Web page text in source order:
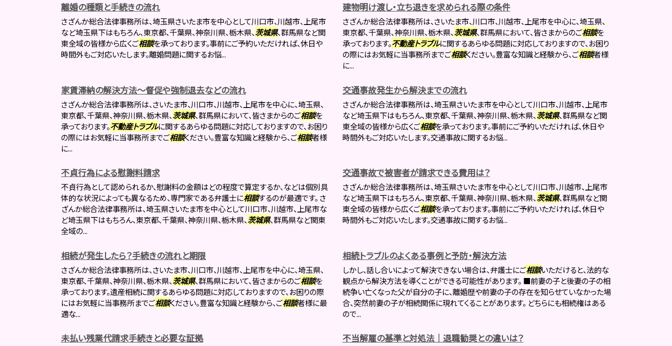
離婚の種類と手続きの流れ
さざんか総合法律事務所は、埼玉県さいたま市を中心として川口市、川越市、上尾市
など埼玉県下はもちろん、東京都、千葉県、神奈川県、栃木県、茨城県、群馬県など関
東全域の皆様から広くご相談を承っております。事前にご予約いただければ、休日や
時間外もご対応いたします。離婚問題に関するお悩...
建物明け渡し・立ち退きを求められる際の条件
さざんか総合法律事務所は、さいたま市、川口市、川越市、上尾市を中心に、埼玉県、
東京都、千葉県、神奈川県、栃木県、茨城県、群馬県において、皆さまからのご相談を
承っております。不動産トラブルに関するあらゆる問題に対応しておりますので、お困り
の際にはお気軽に当事務所までご相談ください。豊富な知識と経験から、ご相談者様
に...
家賃滞納の解決方法～督促や強制退去などの流れ
さざんか総合法律事務所は、さいたま市、川口市、川越市、上尾市を中心に、埼玉県、
東京都、千葉県、神奈川県、栃木県、茨城県、群馬県において、皆さまからのご相談を
承っております。不動産トラブルに関するあらゆる問題に対応しておりますので、お困り
の際にはお気軽に当事務所までご相談ください。豊富な知識と経験から、ご相談者様
に...
交通事故発生から解決までの流れ
さざんか総合法律事務所は、埼玉県さいたま市を中心として川口市、川越市、上尾市
など埼玉県下はもちろん、東京都、千葉県、神奈川県、栃木県、茨城県、群馬県など関
東全域の皆様から広くご相談を承っております。事前にご予約いただければ、休日や
時間外もご対応いたします。交通事故に関するお悩...
不貞行為による慰謝料請求
不貞行為として認められるか、慰謝料の金額はどの程度で算定するか、などは個別具
体的な状況によっても異なるため、専門家である弁護士に相談するのが最適です。 さ
ざんか総合法律事務所は、埼玉県さいたま市を中心として川口市、川越市、上尾市な
ど埼玉県下はもちろん、東京都、千葉県、神奈川県、栃木県、茨城県、群馬県など関東
全域の...
交通事故で被害者が請求できる費用は？
さざんか総合法律事務所は、埼玉県さいたま市を中心として川口市、川越市、上尾市
など埼玉県下はもちろん、東京都、千葉県、神奈川県、栃木県、茨城県、群馬県など関
東全域の皆様から広くご相談を承っております。事前にご予約いただければ、休日や
時間外もご対応いたします。交通事故に関するお悩...
相続が発生したら？手続きの流れと期限
さざんか総合法律事務所は、さいたま市、川口市、川越市、上尾市を中心に、埼玉県、
東京都、千葉県、神奈川県、栃木県、茨城県、群馬県において、皆さまからのご相談を
承っております。遺産相続に関するあらゆる問題に対応しておりますので、お困りの際
にはお気軽に当事務所までご相談ください。豊富な知識と経験から、ご相談者様に最
適な...
相続トラブルのよくある事例と予防・解決方法
しかし、話し合いによって解決できない場合は、弁護士にご相談いただけると、法的な
観点から解決方法を導くことができる可能性があります。 ■前妻の子と後妻の子の相
続争い亡くなった父が自分の子に、離婚歴や前妻の子の存在を知らせていなかった場
合、突然前妻の子が相続関係に現れてくることがあります。 どちらにも相続権はある
ので...
未払い残業代請求手続きと必要な証拠 不当解雇の基準と対処法｜退職勧奨との違いは？